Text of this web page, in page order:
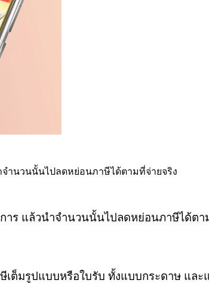
จำนวนนั้นไปลดหย่อนภาษีได้ตามที่จ่ายจริง
ร แล้วนำจำนวนนั้นไปลดหย่อนภาษีได้ตา
ต็มรูปแบบหรือใบรับ ทั้งแบบกระดาษ และ